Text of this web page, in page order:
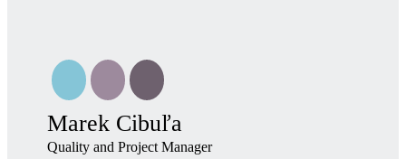
Marek Cibuľa
Quality and Project Manager